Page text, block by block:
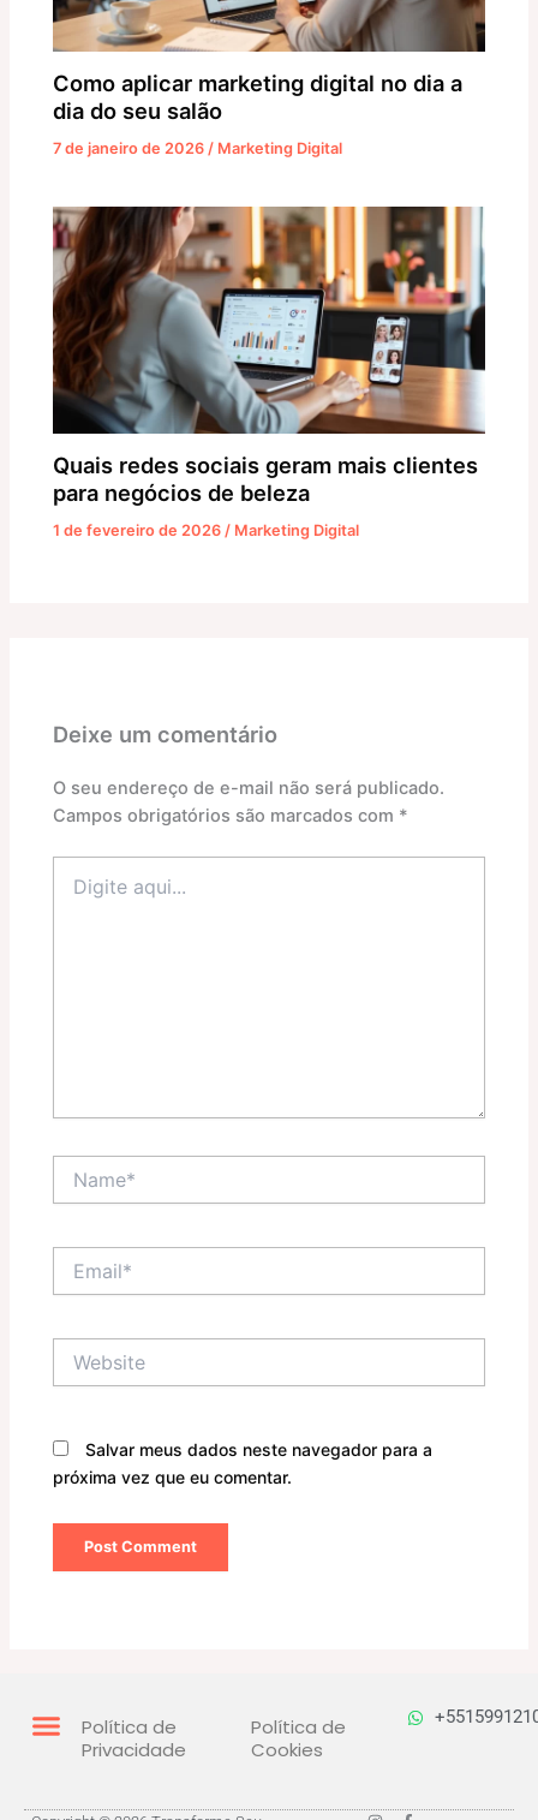
Como aplicar marketing digital no dia a
dia do seu salão
7 de janeiro de 2026 / Marketing Digital
Quais redes sociais geram mais clientes
para negócios de beleza
1 de fevereiro de 2026 / Marketing Digital
Deixe um comentário
O seu endereço de e-mail não será publicado.
Campos obrigatórios são marcados com *
aqui...
Salvar meus dados neste navegador para a
próxima vez que eu comentar.
Política de
Privacidade
Política de
Cookies